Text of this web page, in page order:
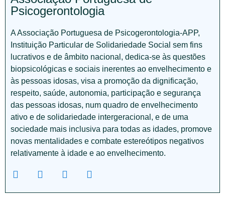
Psicogerontologia
A Associação Portuguesa de Psicogerontologia-APP,
Instituição Particular de Solidariedade Social sem fins
lucrativos e de âmbito nacional, dedica-se às questões
biopsicológicas e sociais inerentes ao envelhecimento e
às pessoas idosas, visa a promoção da dignificação,
respeito, saúde, autonomia, participação e segurança
das pessoas idosas, num quadro de envelhecimento
ativo e de solidariedade intergeracional, e de uma
sociedade mais inclusiva para todas as idades, promove
novas mentalidades e combate estereótipos negativos
relativamente à idade e ao envelhecimento.